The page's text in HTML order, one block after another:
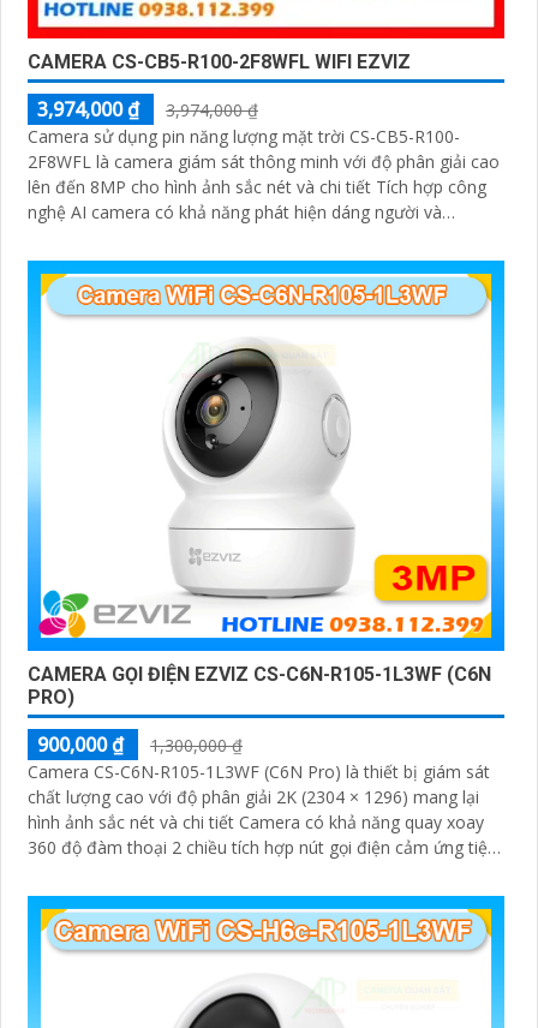
CAMERA CS-CB5-R100-2F8WFL WIFI EZVIZ
3,974,000 ₫
3,974,000 ₫
Camera sử dụng pin năng lượng mặt trời CS-CB5-R100-
2F8WFL là camera giám sát thông minh với độ phân giải cao
lên đến 8MP cho hình ảnh sắc nét và chi tiết Tích hợp công
nghệ AI camera có khả năng phát hiện dáng người và
bỉ chống nước IP65 phù hợp lắp đặt trong mọi điều kiện thời
tiết. Camera An Ninh CS-CB5-R100-2F8WFL có khả năng còi
hú, đèn chớp báo động, Wifi Không Dây, chức năng AI deep
learning phân biệt người & phương tiện
CAMERA GỌI ĐIỆN EZVIZ CS-C6N-R105-1L3WF (C6N
PRO)
900,000 ₫
1,300,000 ₫
Camera CS-C6N-R105-1L3WF (C6N Pro) là thiết bị giám sát
chất lượng cao với độ phân giải 2K (2304 × 1296) mang lại
hình ảnh sắc nét và chi tiết Camera có khả năng quay xoay
360 độ đàm thoại 2 chiều tích hợp nút gọi điện cảm ứng tiện
được trang bị công nghệ phát hiện chuyển động thông minh
tăng cường an ninh cho không gian của bạn. Loại Camera
quan sát Wifi Không Dây CS-C6N-R105-1L3WF 3